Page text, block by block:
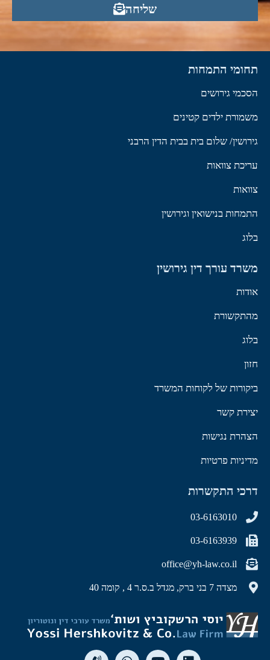
שליחה
תחומי התמחות
הסכמי גירושים
משמורת ילדים קטינים
גירושין/ שלום בית בבית הדין הרבני
עריכת צוואות
צוואות
התמחות בנישואין וגירושין
בלוג
משרד עורך דין גירושין
אודות
מהתקשורת
בלוג
חזון
ביקורות של לקוחות המשרד
יצירת קשר
הצהרת נגישות
מדיניות פרטיות
דרכי התקשרות
03-6163010
03-6163939
office@yh-law.co.il
מצדה 7 בני ברק, מגדל ב.ס.ר 4 , קומה 40